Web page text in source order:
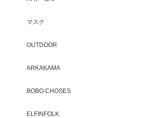
マスク
OUTDOOR
ARKAKAMA
BOBO CHOSES
ELFINFOLK